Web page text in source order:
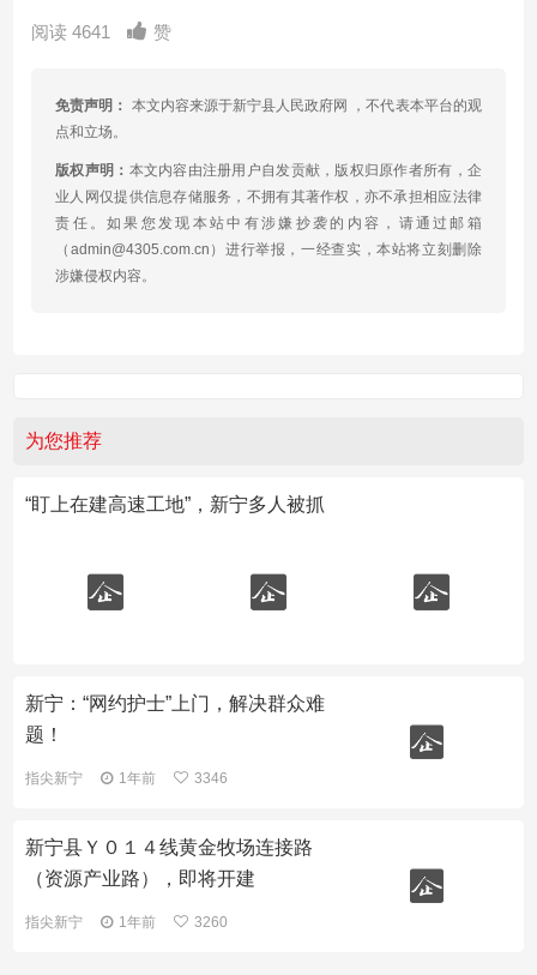
阅读 4641 赞
免责声明： 本文内容来源于新宁县人民政府网 ，不代表本平台的观
点和立场。
版权声明： 本文内容由注册用户自发贡献，版权归原作者所有，企
业人网仅提供信息存储服务，不拥有其著作权，亦不承担相应法律
责任。如果您发现本站中有涉嫌抄袭的内容，请通过邮箱
（admin@4305.com.cn）进行举报，一经查实，本站将立刻删除
涉嫌侵权内容。
为您推荐
“盯上在建高速工地”，新宁多人被抓
新宁：“网约护士”上门，解决群众难
题！
指尖新宁 1年前 3346
新宁县Ｙ０１４线黄金牧场连接路
（资源产业路），即将开建
指尖新宁 1年前 3260